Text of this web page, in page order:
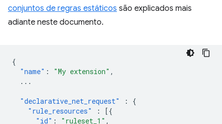
conjuntos de regras estáticos são explicados mais
adiante neste documento.
{
"name" : "My extension" ,
...
"declarative_net_request" :
{
"rule_resources"
:
[{
"id" : "ruleset_1" ,